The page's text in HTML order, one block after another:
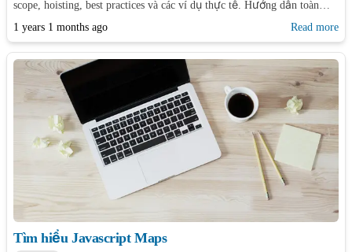
scope, hoisting, best practices và các ví dụ thực tế. Hướng dẫn toàn
diện từ cơ bản đến nâng cao cho developers.
1 years 1 months ago Read more
Tìm hiểu Javascript Maps